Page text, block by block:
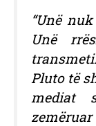
“Unë
Unë
Pluto të
mediat